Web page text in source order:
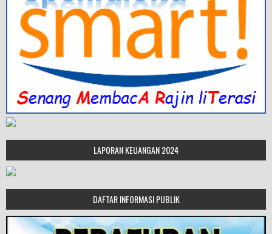
LAPORAN KEUANGAN 2024
DAFTAR INFORMASI PUBLIK